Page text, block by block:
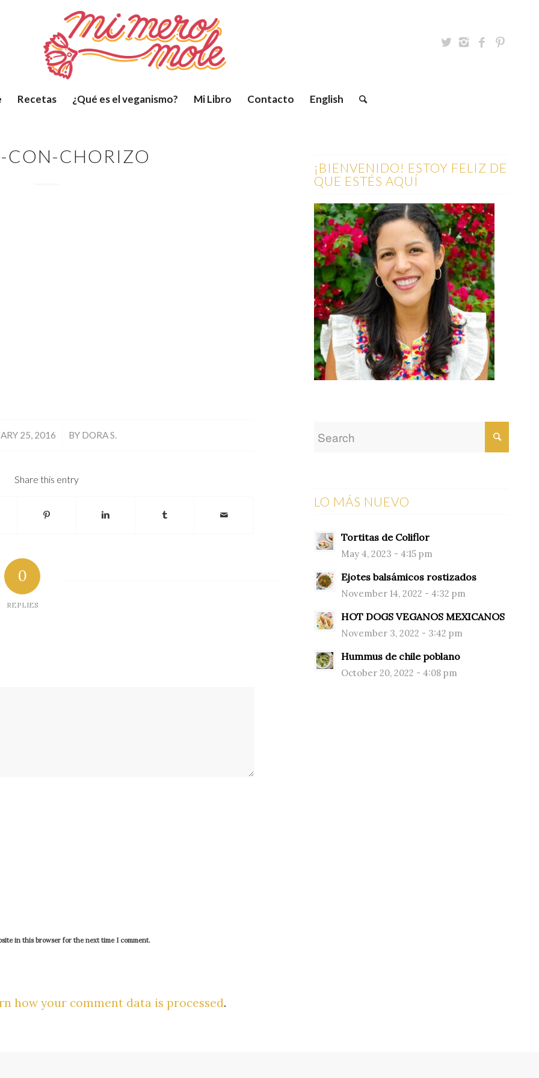
Recetas ¿Qué es el veganismo? Mi Libro Contacto English
CON-CHORIZO
25, 2016
/ BY DORA S.
Share this entry
0
REPLIES
in this browser for the next time I comment.
how your comment data is processed.
¡BIENVENIDO! ESTOY FELIZ DE
QUE ESTÉS AQUÍ
LO MÁS NUEVO
Tortitas de Coliflor
May 4, 2023 - 4:15 pm
Ejotes balsámicos rostizados
November 14, 2022 - 4:32 pm
HOT DOGS VEGANOS MEXICANOS
November 3, 2022 - 3:42 pm
Hummus de chile poblano
October 20, 2022 - 4:08 pm